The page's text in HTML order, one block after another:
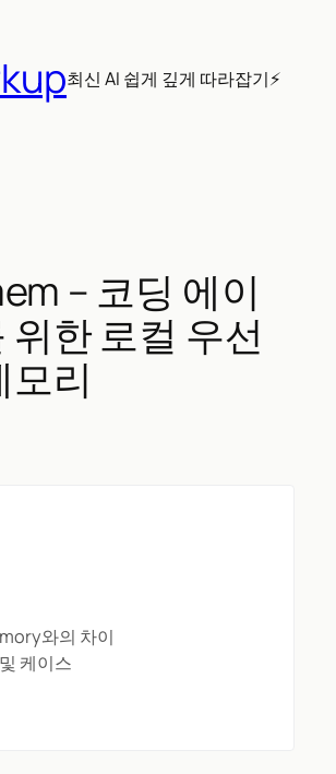
최신 AI 쉽게 깊게 따라잡기⚡
– 코딩 에이
위한 로컬 우선
모리
와의 차이
케이스